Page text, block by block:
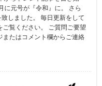
に元号が『令和』に。 さら
しました。 毎日更新をして
覧ください。 ご質問ご要望
またはコメント欄からご連絡